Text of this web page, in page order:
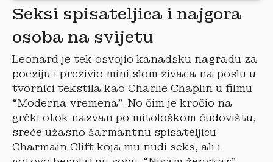
Seksi spisateljica i najgora
osoba na svijetu
Leonard je tek osvojio kanadsku nagradu za
poeziju i preživio mini slom živaca na poslu u
tvornici tekstila kao Charlie Chaplin u filmu
“Moderna vremena”. No čim je kročio na
grčki otok nazvan po mitološkom čudovištu,
sreće užasno šarmantnu spisateljicu
Charmain Clift koja mu nudi seks, ali i